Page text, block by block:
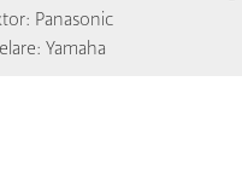
Panasonic
Yamaha